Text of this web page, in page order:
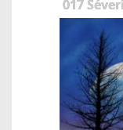
017